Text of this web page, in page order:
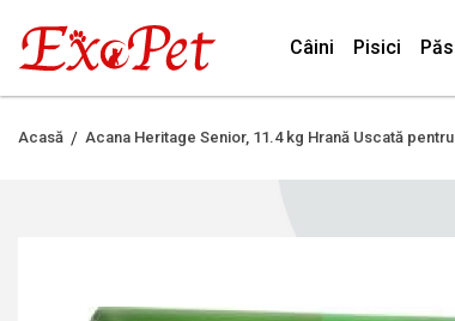
Câini Pisici
Acasă Acana Heritage Senior, 11.4 kg Hrană Uscată